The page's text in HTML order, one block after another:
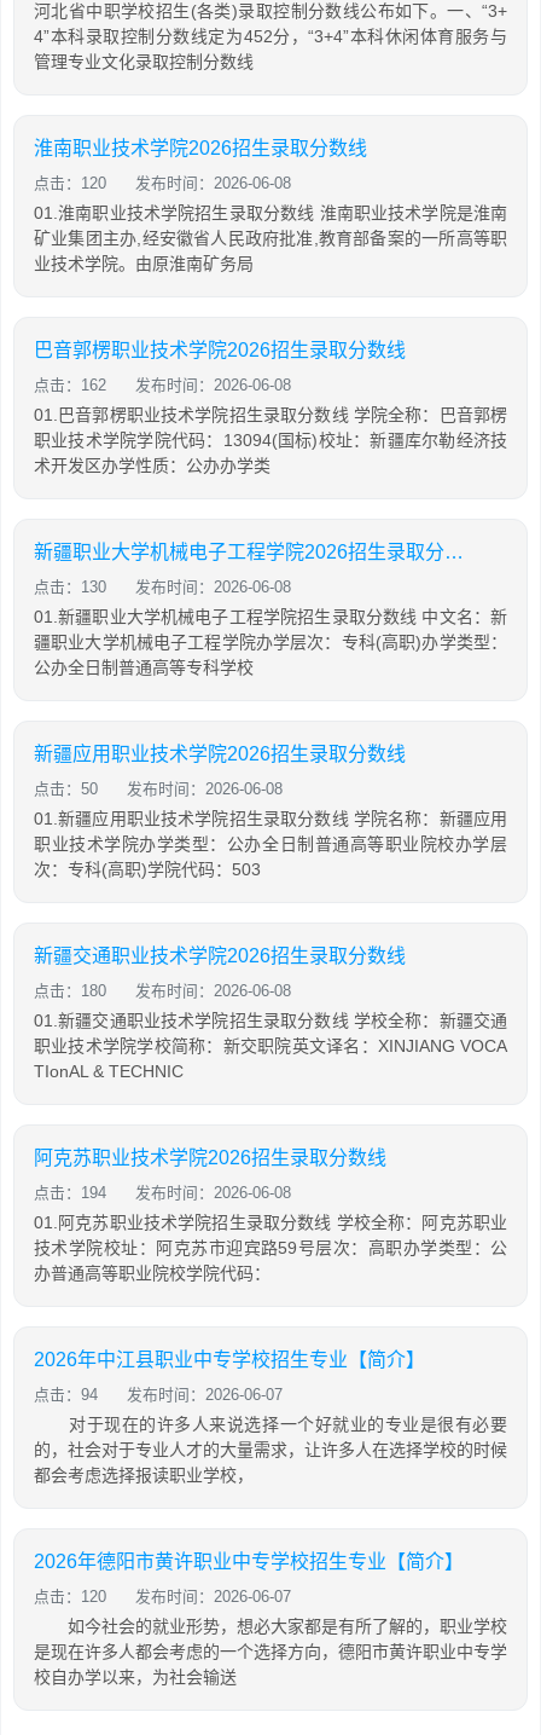
河北省中职学校招生(各类)录取控制分数线公布如下。一、“3+
4”本科录取控制分数线定为452分，“3+4”本科休闲体育服务与
管理专业文化录取控制分数线
淮南职业技术学院2026招生录取分数线
点击：120 发布时间：2026-06-08
01.淮南职业技术学院招生录取分数线 淮南职业技术学院是淮南
矿业集团主办,经安徽省人民政府批准,教育部备案的一所高等职
业技术学院。由原淮南矿务局
巴音郭楞职业技术学院2026招生录取分数线
点击：162 发布时间：2026-06-08
01.巴音郭楞职业技术学院招生录取分数线 学院全称：巴音郭楞
职业技术学院学院代码：13094(国标)校址：新疆库尔勒经济技
术开发区办学性质：公办办学类
新疆职业大学机械电子工程学院2026招生录取分数线
点击：130 发布时间：2026-06-08
01.新疆职业大学机械电子工程学院招生录取分数线 中文名：新
疆职业大学机械电子工程学院办学层次：专科(高职)办学类型：
公办全日制普通高等专科学校
新疆应用职业技术学院2026招生录取分数线
点击：50 发布时间：2026-06-08
01.新疆应用职业技术学院招生录取分数线 学院名称：新疆应用
职业技术学院办学类型：公办全日制普通高等职业院校办学层
次：专科(高职)学院代码：503
新疆交通职业技术学院2026招生录取分数线
点击：180 发布时间：2026-06-08
01.新疆交通职业技术学院招生录取分数线 学校全称：新疆交通
职业技术学院学校简称：新交职院英文译名：XINJIANG VOCA
TIonAL & TECHNIC
阿克苏职业技术学院2026招生录取分数线
点击：194 发布时间：2026-06-08
01.阿克苏职业技术学院招生录取分数线 学校全称：阿克苏职业
技术学院校址：阿克苏市迎宾路59号层次：高职办学类型：公
办普通高等职业院校学院代码：
2026年中江县职业中专学校招生专业【简介】
点击：94 发布时间：2026-06-07
对于现在的许多人来说选择一个好就业的专业是很有必要
的，社会对于专业人才的大量需求，让许多人在选择学校的时候
都会考虑选择报读职业学校，
2026年德阳市黄许职业中专学校招生专业【简介】
点击：120 发布时间：2026-06-07
如今社会的就业形势，想必大家都是有所了解的，职业学校
是现在许多人都会考虑的一个选择方向，德阳市黄许职业中专学
校自办学以来，为社会输送